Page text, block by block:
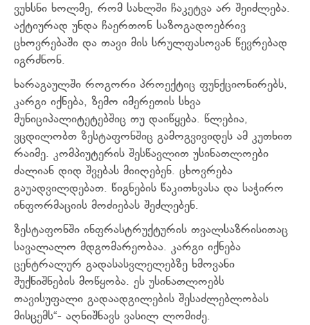
ვუხსნი ხოლმე, რომ სახლში ჩაკეტვა არ შეიძლება.
აქტიურად უნდა ჩაერთონ საზოგადოებრივ
ცხოვრებაში და თავი მის სრულფასოვან წევრებად
იგრძნონ.
ხარაგაულში როგორი პროექტიც ფუნქციონირებს,
კარგი იქნება, ზემო იმერეთის სხვა
მუნიციპალიტეტებშიც თუ დაიწყება. წლებია,
ვცდილობთ ზესტაფონშიც გამოგვივიდეს ამ კუთხით
რაიმე. კომპიუტერის შესწავლით უსინათლოები
ძალიან დიდ შვებას მიიღებენ. ცხოვრება
გაუადვილდებათ. წიგნების წაკითხვასა და საჭირო
ინფორმაციის მოძიებას შეძლებენ.
ზესტაფონში ინფრასტრუქტურის თვალსაზრისითაც
სავალალო მდგომარეობაა. კარგი იქნება
ცენტრალურ გადასასვლელებზე ხმოვანი
შუქნიშნების მოწყობა. ეს უსინათლოებს
თავისუფალი გადაადგილების შესაძლებლობას
მისცემს“- აღნიშნავს ვასილ ლომიძე.